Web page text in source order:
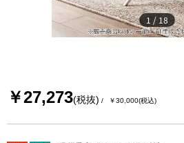
1/18
￥27,273(税抜) ￥30,000(税込)